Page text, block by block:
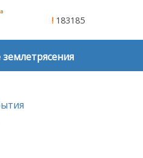
! 183185
землетрясения